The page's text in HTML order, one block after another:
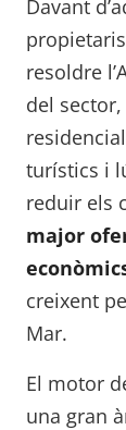
Davant
resoldre
del
turístics i
reduir els
major
creixent
Mar.
El motor
una gran